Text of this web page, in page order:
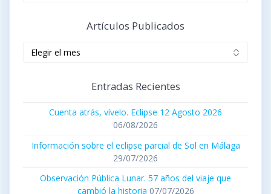
Artículos Publicados
Entradas Recientes
Cuenta atrás, vívelo. Eclipse 12 Agosto 2026
06/08/2026
Información sobre el eclipse parcial de Sol en Málaga
29/07/2026
Observación Pública Lunar. 57 años del viaje que
cambió la historia 07/07/2026